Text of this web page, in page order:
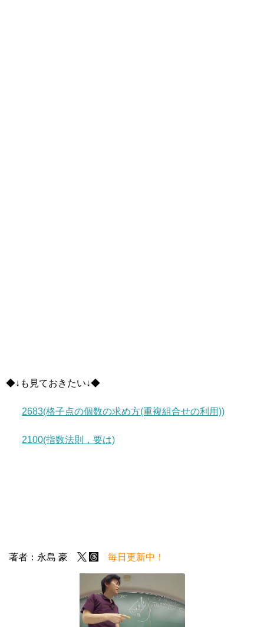
◆↓も見ておきたい↓◆
2683(格子点の個数の求め方(重複組合せの利用))
2100(指数法則，要は)
著者：永島 豪 毎日更新中！